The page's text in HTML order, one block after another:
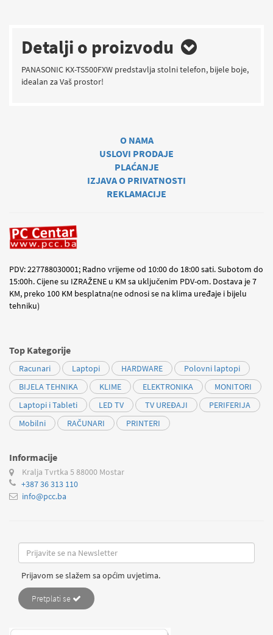
Detalji o proizvodu
PANASONIC KX-TS500FXW predstavlja stolni telefon, bijele boje,
idealan za Vaš prostor!
O NAMA
USLOVI PRODAJE
PLAĆANJE
IZJAVA O PRIVATNOSTI
REKLAMACIJE
PDV: 227788030001; Radno vrijeme od 10:00 do 18:00 sati. Subotom do
15:00h. Cijene su IZRAŽENE u KM sa uključenim PDV-om. Dostava je 7
KM, preko 100 KM besplatna(ne odnosi se na klima uređaje i bijelu
tehniku)
Top Kategorije
Racunari Laptopi HARDWARE
Polovni laptopi
BIJELA TEHNIKA
KLIME ELEKTRONIKA
MONITORI
Laptopi i Tableti
LED TV TV UREĐAJI
PERIFERIJA
Mobilni
RAČUNARI PRINTERI
Informacije
Kralja Tvrtka 5 88000 Mostar
+387 36 313 110
info@pcc.ba
Prijavom se slažem sa općim uvjetima.
Pretplati se